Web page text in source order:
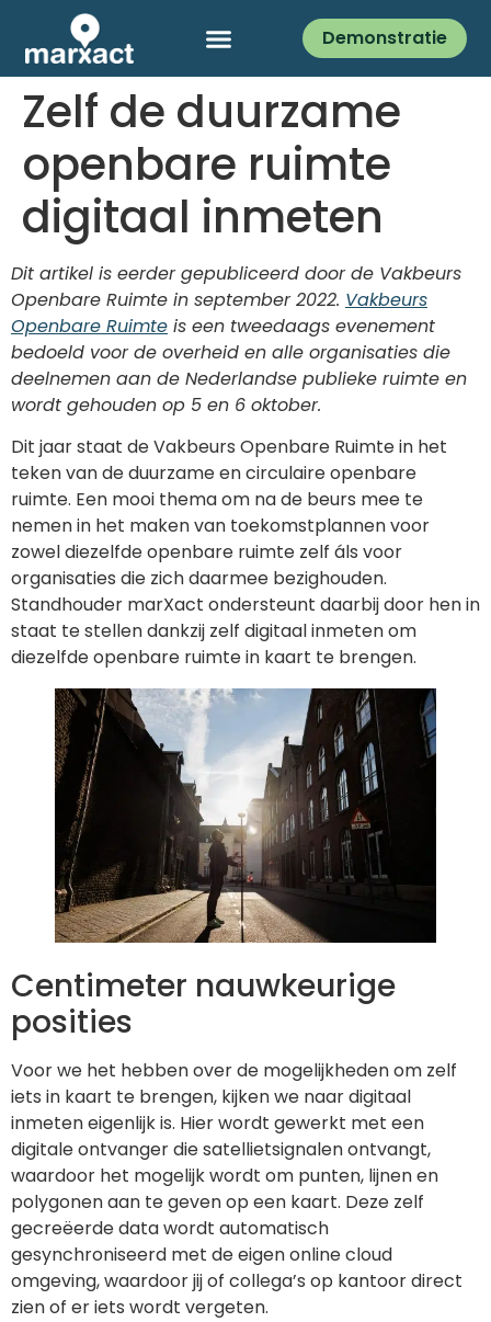
Demonstratie
Zelf de duurzame
openbare ruimte
digitaal inmeten
Dit artikel is eerder gepubliceerd door de Vakbeurs
Openbare Ruimte in september 2022. Vakbeurs
Openbare Ruimte is een tweedaags evenement
bedoeld voor de overheid en alle organisaties die
deelnemen aan de Nederlandse publieke ruimte en
wordt gehouden op 5 en 6 oktober.
Dit jaar staat de Vakbeurs Openbare Ruimte in het
teken van de duurzame en circulaire openbare
ruimte. Een mooi thema om na de beurs mee te
nemen in het maken van toekomstplannen voor
zowel diezelfde openbare ruimte zelf áls voor
organisaties die zich daarmee bezighouden.
Standhouder marXact ondersteunt daarbij door hen in
staat te stellen dankzij zelf digitaal inmeten om
diezelfde openbare ruimte in kaart te brengen.
Centimeter nauwkeurige
posities
Voor we het hebben over de mogelijkheden om zelf
iets in kaart te brengen, kijken we naar digitaal
inmeten eigenlijk is. Hier wordt gewerkt met een
digitale ontvanger die satellietsignalen ontvangt,
waardoor het mogelijk wordt om punten, lijnen en
polygonen aan te geven op een kaart. Deze zelf
gecreëerde data wordt automatisch
gesynchroniseerd met de eigen online cloud
omgeving, waardoor jij of collega’s op kantoor direct
zien of er iets wordt vergeten.